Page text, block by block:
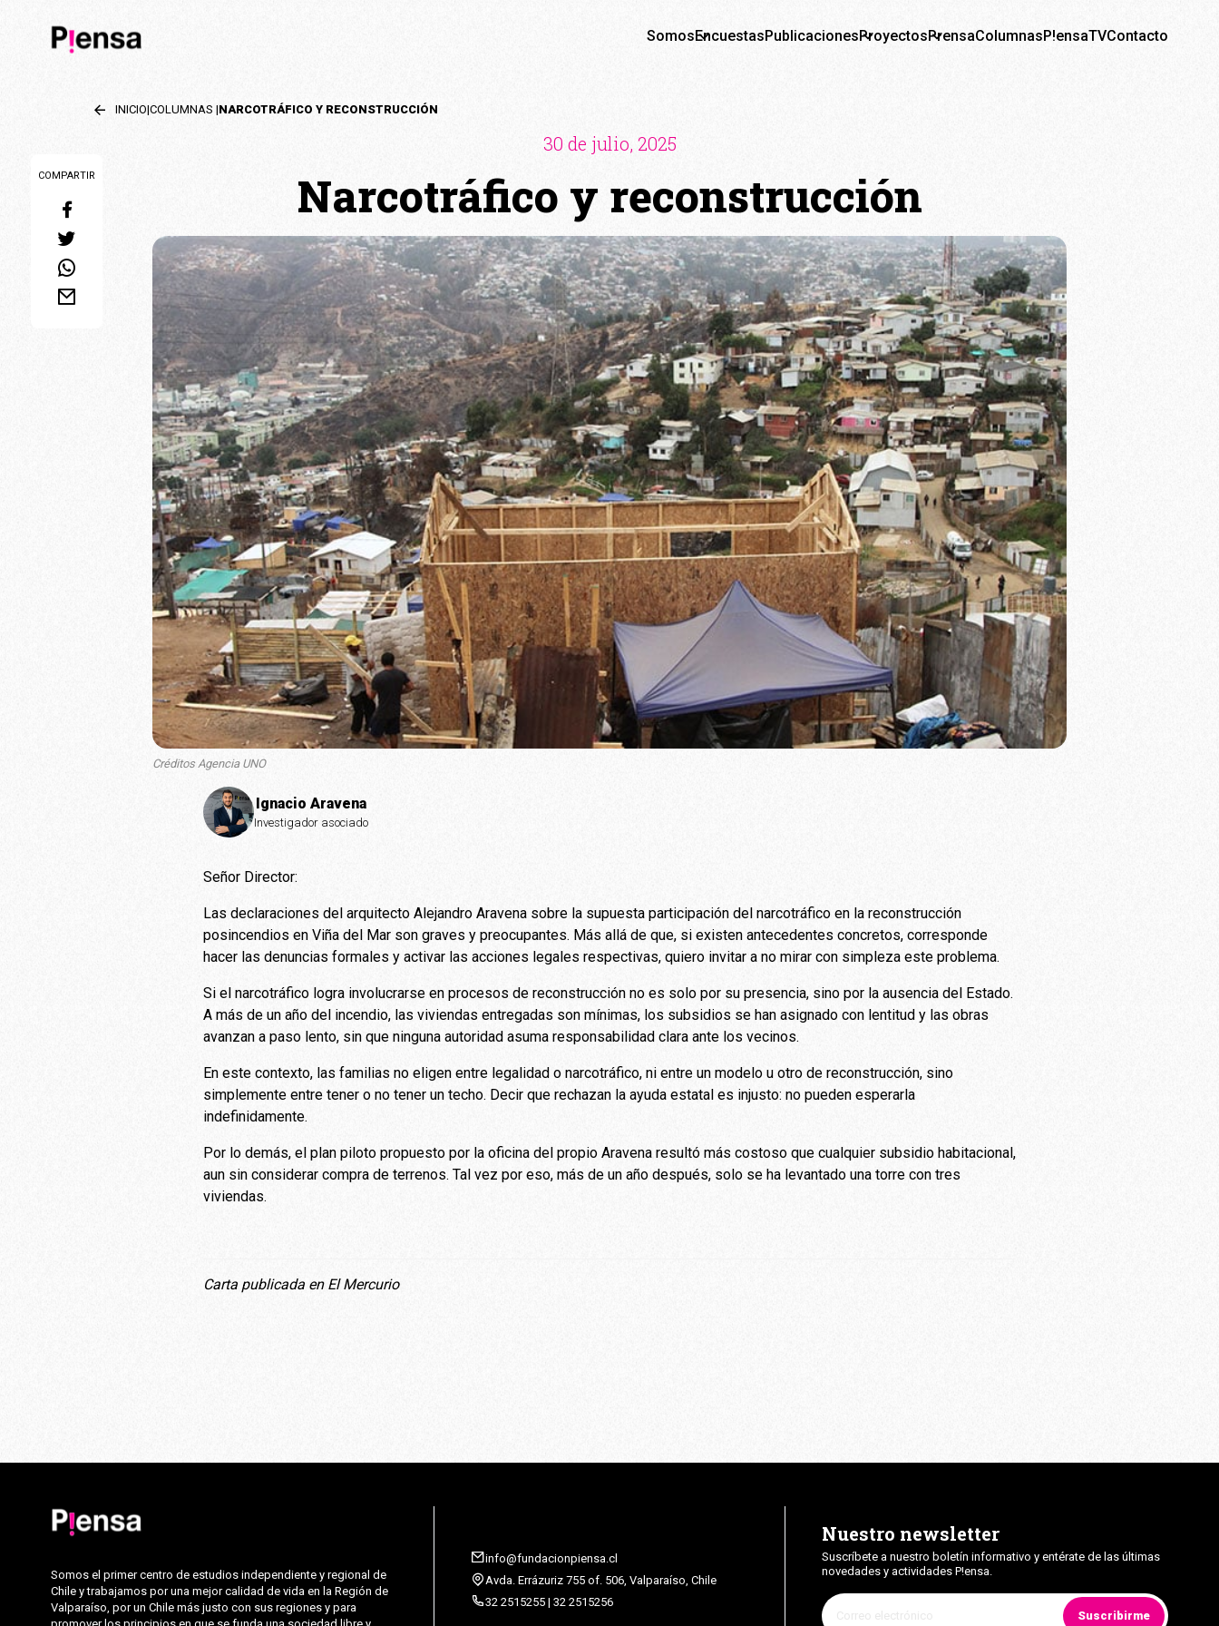
SomosEncuestasPublicacionesProyectosPrensaColumnasP!ensaTVContacto
INICIO|COLUMNAS |NARCOTRÁFICO Y RECONSTRUCCIÓN
COMPARTIR
30 de julio, 2025
Narcotráfico y reconstrucción
Créditos Agencia UNO
Ignacio Aravena
Investigador asociado
Señor Director:
Las declaraciones del arquitecto Alejandro Aravena sobre la supuesta participación del narcotráfico en la reconstrucción
posincendios en Viña del Mar son graves y preocupantes. Más allá de que, si existen antecedentes concretos, corresponde
hacer las denuncias formales y activar las acciones legales respectivas, quiero invitar a no mirar con simpleza este problema.
Si el narcotráfico logra involucrarse en procesos de reconstrucción no es solo por su presencia, sino por la ausencia del Estado.
A más de un año del incendio, las viviendas entregadas son mínimas, los subsidios se han asignado con lentitud y las obras
avanzan a paso lento, sin que ninguna autoridad asuma responsabilidad clara ante los vecinos.
En este contexto, las familias no eligen entre legalidad o narcotráfico, ni entre un modelo u otro de reconstrucción, sino
simplemente entre tener o no tener un techo. Decir que rechazan la ayuda estatal es injusto: no pueden esperarla
indefinidamente.
Por lo demás, el plan piloto propuesto por la oficina del propio Aravena resultó más costoso que cualquier subsidio habitacional,
aun sin considerar compra de terrenos. Tal vez por eso, más de un año después, solo se ha levantado una torre con tres
viviendas.
Carta publicada en El Mercurio
Somos el primer centro de estudios independiente y regional de
Chile y trabajamos por una mejor calidad de vida en la Región de
Valparaíso, por un Chile más justo con sus regiones y para
info@fundacionpiensa.cl
Avda. Errázuriz 755 of. 506, Valparaíso, Chile
32 2515255 | 32 2515256
Nuestro newsletter
Suscríbete a nuestro boletín informativo y entérate de las últimas
novedades y actividades P!ensa.
Suscribirme